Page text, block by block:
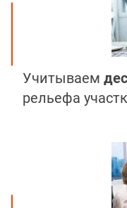
Учитываем
рельефа